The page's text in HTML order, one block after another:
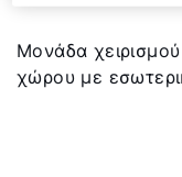
Μονάδα
χώρου με